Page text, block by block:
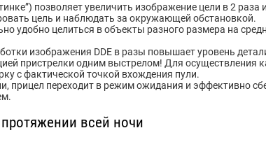
позволяет увеличить изображение цели в 2
цель и наблюдать за окружающей обстановкой.
удобно целиться в объекты разного размера на
изображения DDE в разы повышает уровень
пристрелки одним выстрелом! Для осуществления
с фактической точкой вхождения пули.
прицел переходит в режим ожидания и эффективно
всей ночи